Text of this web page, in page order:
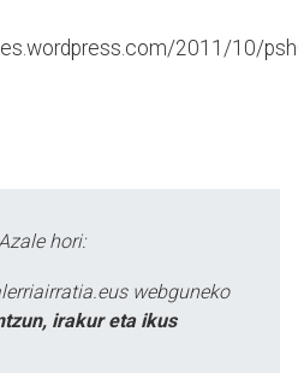
2011/10/
hori:
webguneko
irakur eta ikus